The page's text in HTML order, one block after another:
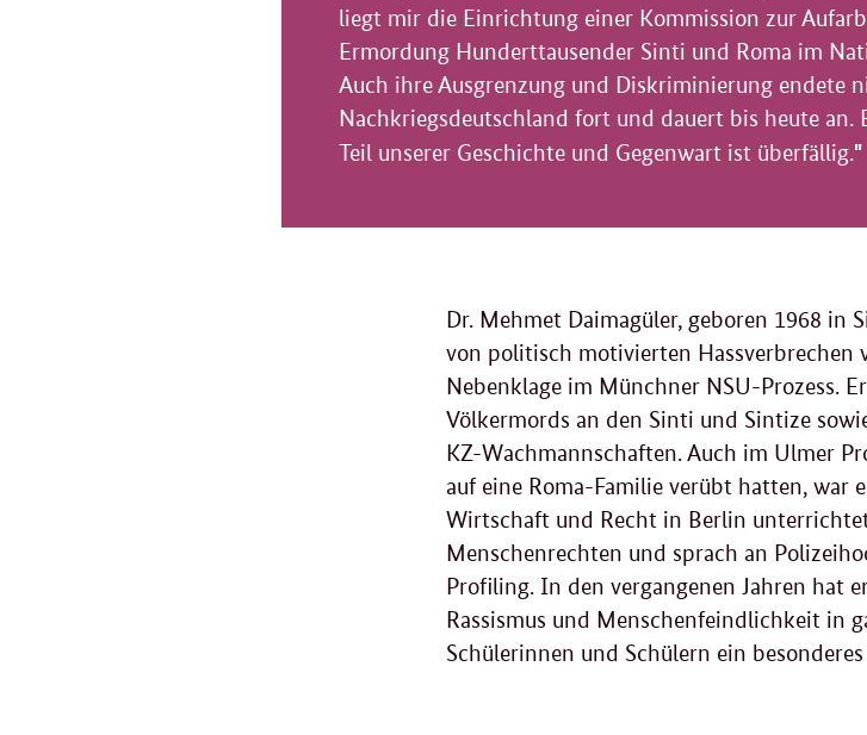
liegt mir die Einrichtung einer Kommission zur
Ermordung Hunderttausender Sinti und Roma im
Auch ihre Ausgrenzung und Diskriminierung endete
Nachkriegsdeutschland fort und dauert bis heute an.
Teil unserer Geschichte und Gegenwart ist überfällig."
Dr. Mehmet Daimagüler, geboren 1968 in
von politisch motivierten Hassverbrechen
Nebenklage im Münchner NSU-Prozess.
Völkermords an den Sinti und Sintize
KZ-Wachmannschaften. Auch im Ulmer
auf eine Roma-Familie verübt hatten, war
Wirtschaft und Recht in Berlin
Menschenrechten und sprach an
Profiling. In den vergangenen Jahren hat
Rassismus und Menschenfeindlichkeit in
Schülerinnen und Schülern ein